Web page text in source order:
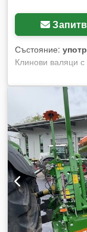
Състояние:
Клинови валяци